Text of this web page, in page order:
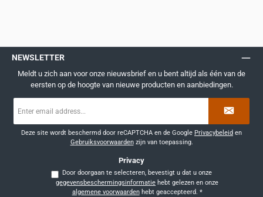
NEWSLETTER
Meldt u zich aan voor onze nieuwsbrief en u bent altijd als één van de
eersten op de hoogte van nieuwe producten en aanbiedingen.
mailadres
Deze site wordt beschermd door reCAPTCHA en de Google Privacybeleid en
Gebruiksvoorwaardenzijn van toepassing.
Privacy
Door doorgaan te selecteren, bevestigt u dat u onze
gegevensbeschermingsinformatie
algemene voorwaardenhebt geaccepteerd. *